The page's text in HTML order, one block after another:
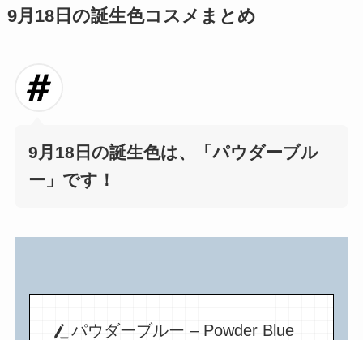
9月18日の誕生色コスメまとめ
9月18日の誕生色は、
「パウダーブル
ー」です！
パウダーブルー – Powder Blue